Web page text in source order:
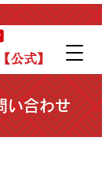
公式】
い合わせ